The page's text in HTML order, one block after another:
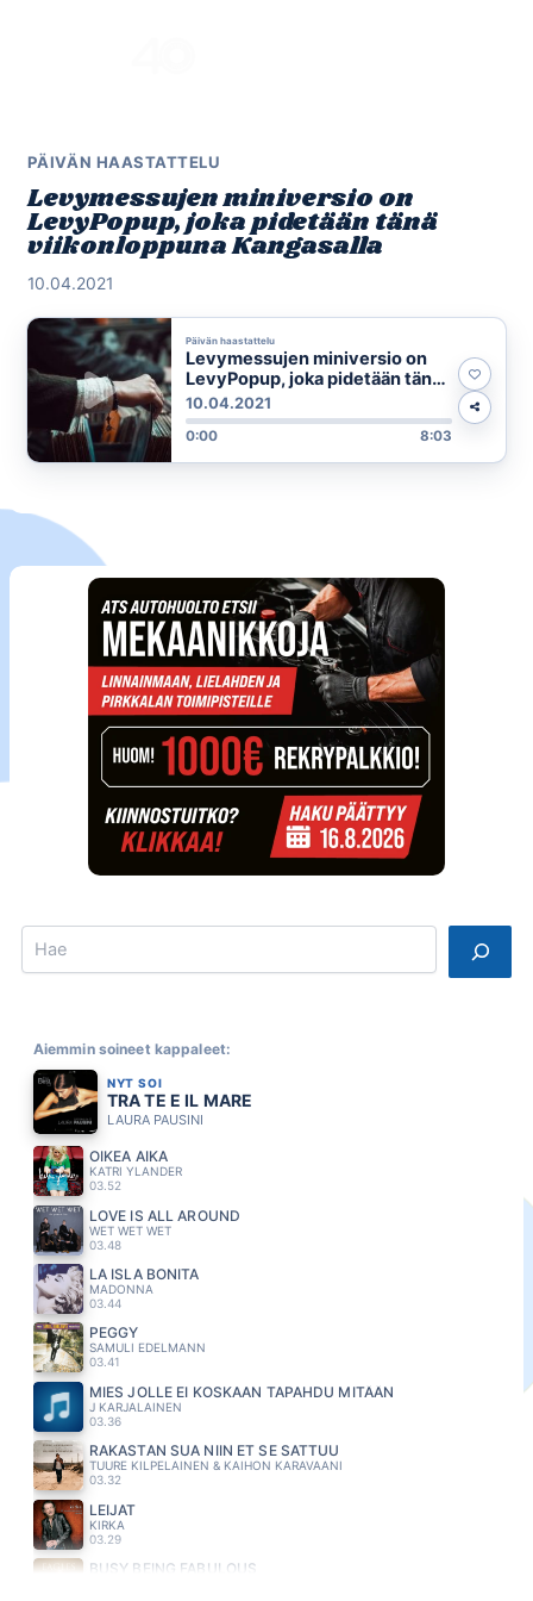
PÄIVÄN HAASTATTELU
Levymessujen miniversio on
LevyPopup, joka pidetään tänä
viikonloppuna Kangasalla
10.04.2021
Päivän haastattelu
Levymessujen miniversio on
LevyPopup, joka pidetään tänä
viikonloppuna Kangasalla
10.04.2021
0:00 8:03
Search
Aiemmin soineet kappaleet:
NYT SOI
TRA TE E IL MARE
LAURA PAUSINI
OIKEA AIKA
KATRI YLANDER
03.52
LOVE IS ALL AROUND
WET WET WET
03.48
LA ISLA BONITA
MADONNA
03.44
PEGGY
SAMULI EDELMANN
03.41
MIES JOLLE EI KOSKAAN TAPAHDU MITÄÄN
J KARJALAINEN
03.36
RAKASTAN SUA NIIN ET SE SATTUU
TUURE KILPELAINEN & KAIHON KARAVAANI
03.32
LEIJAT
KIRKA
03.29
BUSY BEING FABULOUS